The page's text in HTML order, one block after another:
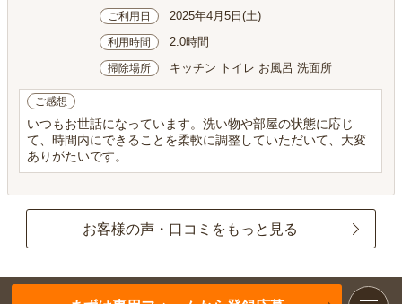
ご利用日 2025年4月5日(土)
利用時間 2.0時間
掃除場所 キッチン トイレ お風呂 洗面所
ご感想
いつもお世話になっています。洗い物や部屋の状態に応じ
て、時間内にできることを柔軟に調整していただいて、大変
ありがたいです。
お客様の声・口コミをもっと見る